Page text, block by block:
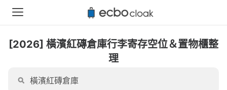
[2026] 橫濱紅磚倉庫行李寄存空位＆置物櫃整
理